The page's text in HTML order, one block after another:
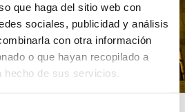
que haga del sitio web con
sociales, publicidad y análisis
con otra información
o que hayan recopilado a
hecho de sus servicios.